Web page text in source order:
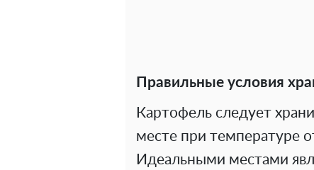
Правильные условия
Картофель следует
месте при температуре
Идеальными местами